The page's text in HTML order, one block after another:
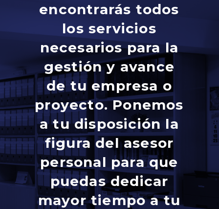
encontrarás todos
los servicios
necesarios para la
gestión y avance
de tu empresa o
proyecto. Ponemos
a tu disposición la
figura del asesor
personal para que
puedas dedicar
mayor tiempo a tu